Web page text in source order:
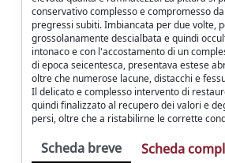
conservativo complesso e compromesso
pregressi subiti. Imbiancata per due volte,
grossolanamente descialbata e quindi
intonaco e con l'accostamento di un
di epoca seicentesca, presentava estese
oltre che numerose lacune, distacchi e
Il delicato e complesso intervento di
quindi finalizzato al recupero dei valori e
persi, oltre che a ristabilirne le corrette
Scheda breve Scheda